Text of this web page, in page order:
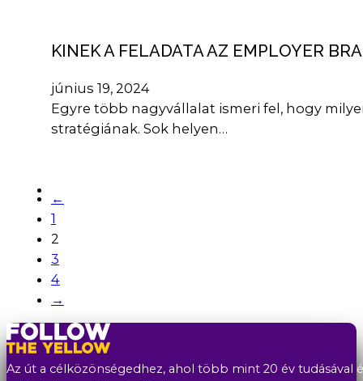
KINEK A FELADATA AZ EMPLOYER
június 19, 2024
Egyre több nagyvállalat ismeri fel, hogy
stratégiának. Sok helyen…
←
1
2
3
4
→
Az út a célközönségedhez, ahol több mint 20 év tudásával